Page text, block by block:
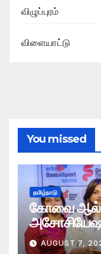
விழுப்புரம்
விளையாட்டு
You missed
தமிழ்நாடு
கோவை ஆல்
AUGUST 7,